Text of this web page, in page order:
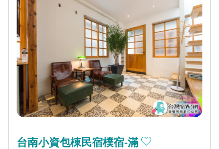
台南小資包棟民宿樸宿-滿